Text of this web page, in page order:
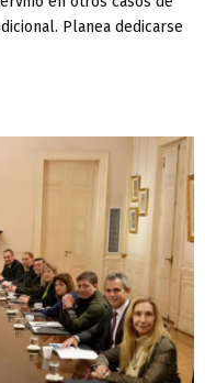
Planea dedicarse